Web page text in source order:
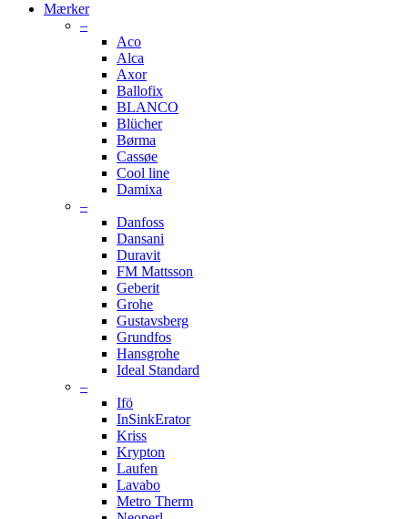
Mærker
–
Aco
Alca
Axor
Ballofix
BLANCO
Blücher
Børma
Cassøe
Cool line
Damixa
–
Danfoss
Dansani
Duravit
FM Mattsson
Geberit
Grohe
Gustavsberg
Grundfos
Hansgrohe
Ideal Standard
–
Ifö
InSinkErator
Kriss
Krypton
Laufen
Lavabo
Metro Therm